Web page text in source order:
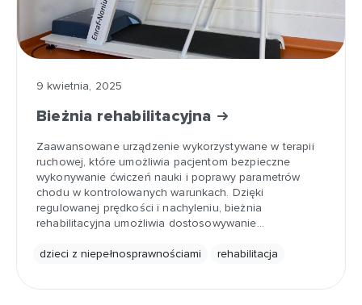
9 kwietnia, 2025
Bieżnia rehabilitacyjna
Zaawansowane urządzenie wykorzystywane w terapii
ruchowej, które umożliwia pacjentom bezpieczne
wykonywanie ćwiczeń nauki i poprawy parametrów
chodu w kontrolowanych warunkach. Dzięki
regulowanej prędkości i nachyleniu, bieżnia
rehabilitacyjna umożliwia dostosowywanie…
dzieci z niepełnosprawnościami rehabilitacja